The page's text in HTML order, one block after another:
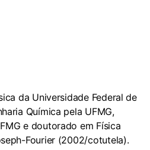
da Universidade Federal de
Química pela UFMG,
e doutorado em Física
Fourier (2002/cotutela).